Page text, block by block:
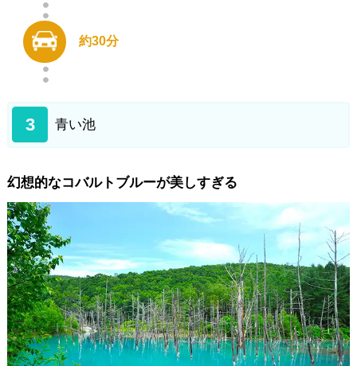
約30分
3 青い池
幻想的なコバルトブルーが美しすぎる